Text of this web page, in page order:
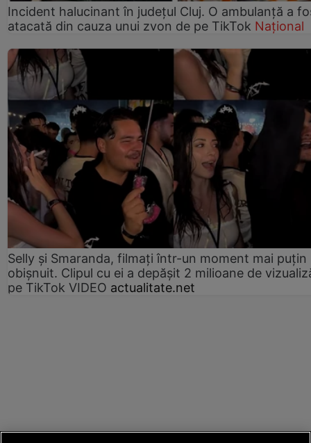
Incident halucinant în județul Cluj. O ambulanță a
atacată din cauza unui zvon de pe TikTok Național
Selly și Smaranda, filmați într-un moment mai puțin
obișnuit. Clipul cu ei a depășit 2 milioane de
pe TikTok VIDEO actualitate.net